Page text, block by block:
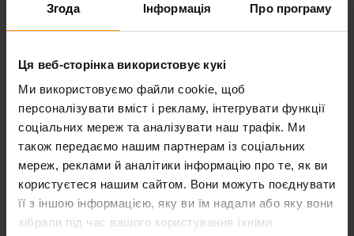
Згода Інформація Про програму
Ця веб-сторінка використовує кукі
Ми використовуємо файли cookie, щоб
персоналізувати вміст і рекламу, інтегрувати функції
соціальних мереж та аналізувати наш трафік. Ми
також передаємо нашим партнерам із соціальних
мереж, реклами й аналітики інформацію про те, як ви
користуєтеся нашим сайтом. Вони можуть поєднувати
її з іншою інформацією, яку ви їм надали або яку вони
зібрали під час вашого користування їхніми
Valheim
Хостинг сервера
All Games